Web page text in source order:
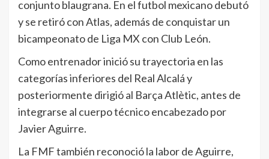
conjunto blaugrana. En el futbol mexicano debutó
y se retiró con Atlas, además de conquistar un
bicampeonato de Liga MX con Club León.
Como entrenador inició su trayectoria en las
categorías inferiores del Real Alcalá y
posteriormente dirigió al Barça Atlètic, antes de
integrarse al cuerpo técnico encabezado por
Javier Aguirre.
La FMF también reconoció la labor de Aguirre,